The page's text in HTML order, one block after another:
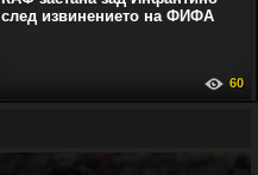
след извинението на ФИФА
60